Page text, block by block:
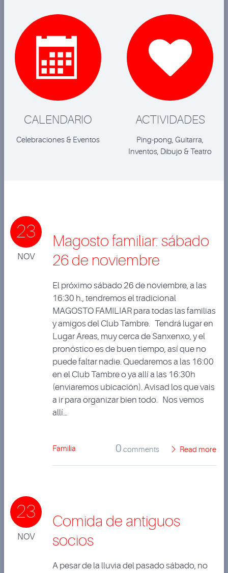

CALENDARIO
Celebraciones & Eventos

ACTIVIDADES
Ping-pong, Guitarra,
Inventos, Dibujo & Teatro
23
NOV
Magosto familiar: sábado
26 de noviembre
El próximo sábado 26 de noviembre, a las
16:30 h., tendremos el tradicional
MAGOSTO FAMILIAR para todas las familias
y amigos del Club Tambre. Tendrá lugar en
Lugar Areas, muy cerca de Sanxenxo, y el
pronóstico es de buen tiempo, así que no
puede faltar nadie. Quedaremos a las 16:00
en el Club Tambre o ya allí a las 16:30h
(enviaremos ubicación). Avisad los que vais
a ir para organizar bien todo. Nos vemos
allí…
Familia 0 comments Read more
23
NOV
Comida de antiguos
socios
A pesar de la lluvia del pasado sábado, no